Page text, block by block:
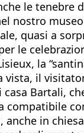
le
nostro
quasi a
le
la
vista, il
Bartali,
compatibile
in